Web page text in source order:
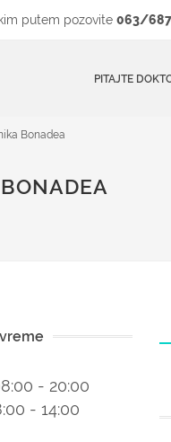
putem pozovite 063/
PITAJTE
Bonadea
- 20:00
- 14:00